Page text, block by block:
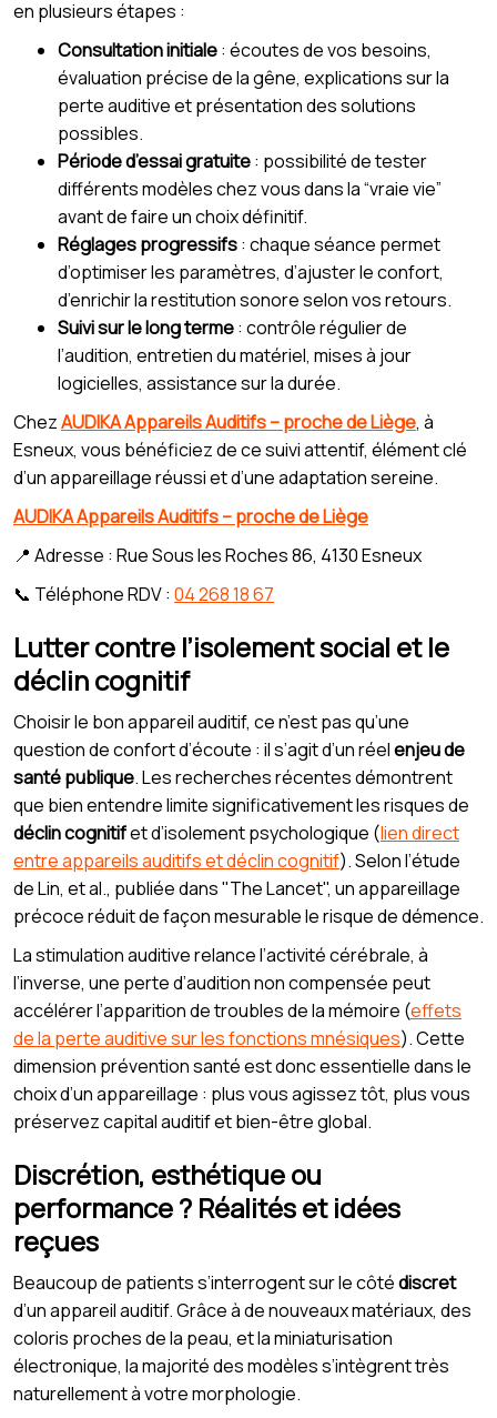
en plusieurs étapes :
Consultation initiale: écoutes de vos besoins,
évaluation précise de la gêne, explications sur la
perte auditive et présentation des solutions
possibles.
Période d’essai gratuite: possibilité de tester
différents modèles chez vous dans la “vraie vie”
avant de faire un choix définitif.
Réglages progressifs: chaque séance permet
d’optimiser les paramètres, d’ajuster le confort,
d’enrichir la restitution sonore selon vos retours.
Suivi sur le long terme: contrôle régulier de
l’audition, entretien du matériel, mises à jour
logicielles, assistance sur la durée.
ChezAUDIKA Appareils Auditifs – proche de Liège, à
Esneux, vous bénéficiez de ce suivi attentif, élément clé
d’un appareillage réussi et d’une adaptation sereine.
AUDIKA Appareils Auditifs – proche de Liège
📍 Adresse : Rue Sous les Roches 86, 4130 Esneux
📞 Téléphone RDV : 04 268 18 67
Lutter contre l’isolement social et le
déclin cognitif
Choisir le bon appareil auditif, ce n’est pas qu’une
question de confort d’écoute : il s’agit d’un réelenjeu de
santé publique. Les recherches récentes démontrent
que bien entendre limite significativement les risques de
déclin cognitifet d’isolement psychologique (lien direct
entre appareils auditifs et déclin cognitif). Selon l’étude
de Lin, et al., publiée dans "The Lancet", un appareillage
précoce réduit de façon mesurable le risque de démence.
La stimulation auditive relance l’activité cérébrale, à
l’inverse, une perte d’audition non compensée peut
accélérer l’apparition de troubles de la mémoire (effets
de la perte auditive sur les fonctions mnésiques). Cette
dimension prévention santé est donc essentielle dans le
choix d’un appareillage : plus vous agissez tôt, plus vous
préservez capital auditif et bien-être global.
Discrétion, esthétique ou
performance ? Réalités et idées
reçues
Beaucoup de patients s’interrogent sur le côtédiscret
d’un appareil auditif. Grâce à de nouveaux matériaux, des
coloris proches de la peau, et la miniaturisation
électronique, la majorité des modèles s’intègrent très
naturellement à votre morphologie.